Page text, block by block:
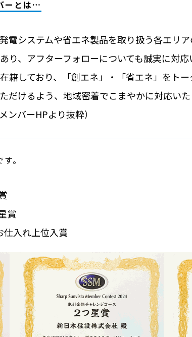
ーとは…
電システムや省エネ製品を取り扱う各エリア
り、アフターフォローについても誠実に対応
籍しており、「創エネ」・「省エネ」をト
だけるよう、地域密着でこまやかに対応いた
ンバーHPより抜粋）
。
賞
仕入れ上位入賞